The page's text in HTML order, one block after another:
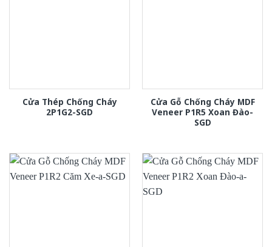
Cửa Thép Chống Cháy
2P1G2-SGD
Cửa Gỗ Chống Cháy MDF
Veneer P1R5 Xoan Đào-
SGD